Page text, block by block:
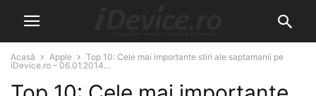
Acasă Apple
Top 10: Cele mai importante stiri ale saptamanii pe
iDevice.ro – 06.01.2014...